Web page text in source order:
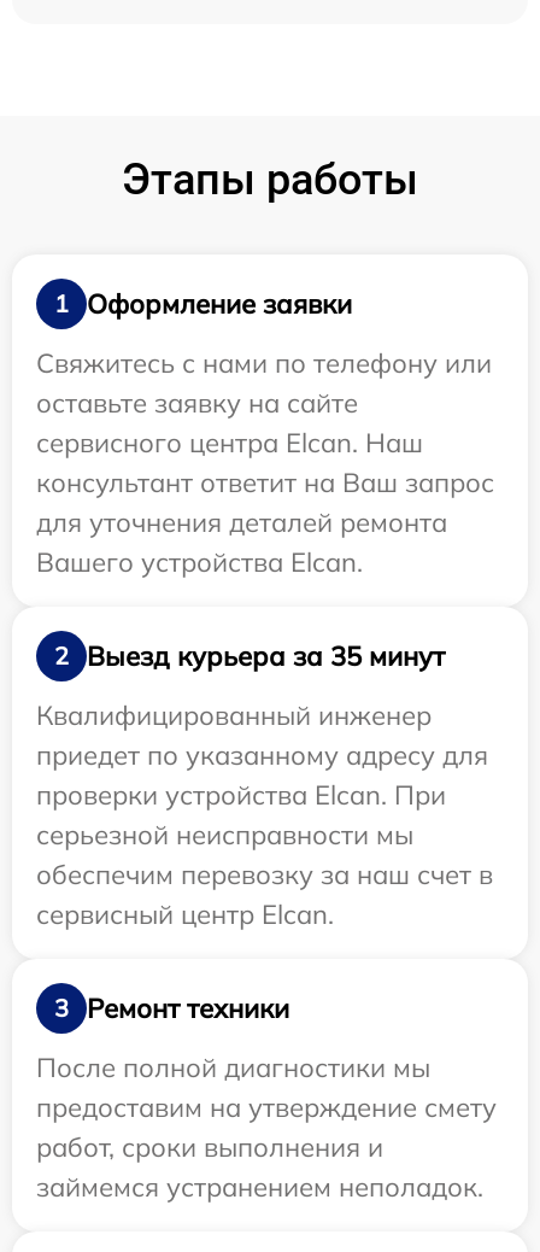
Этапы работы
1
Оформление заявки
Свяжитесь с нами по телефону или
оставьте заявку на сайте
сервисного центра Elcan. Наш
консультант ответит на Ваш запрос
для уточнения деталей ремонта
Вашего устройства Elcan.
2
Выезд курьера за 35 минут
Квалифицированный инженер
приедет по указанному адресу для
проверки устройства Elcan. При
серьезной неисправности мы
обеспечим перевозку за наш счет в
сервисный центр Elcan.
3
Ремонт техники
После полной диагностики мы
предоставим на утверждение смету
работ, сроки выполнения и
займемся устранением неполадок.